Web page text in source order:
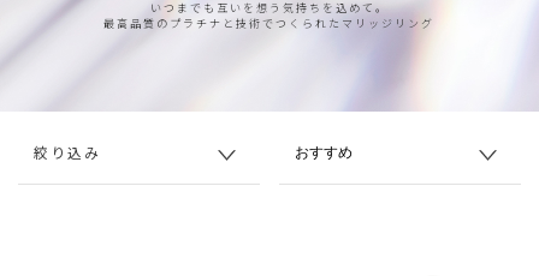
いつまでも互いを想う気持ちを込めて。
最高品質のプラチナと技術でつくられたマリッジリング
絞り込み